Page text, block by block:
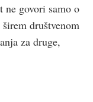
ne govori samo o
društvenom
za druge,